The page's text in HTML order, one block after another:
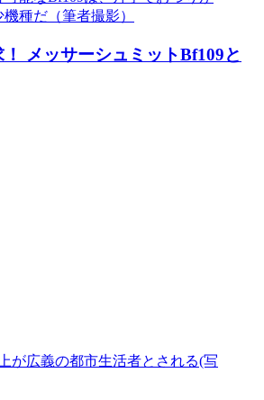
メッサーシュミットBf109と